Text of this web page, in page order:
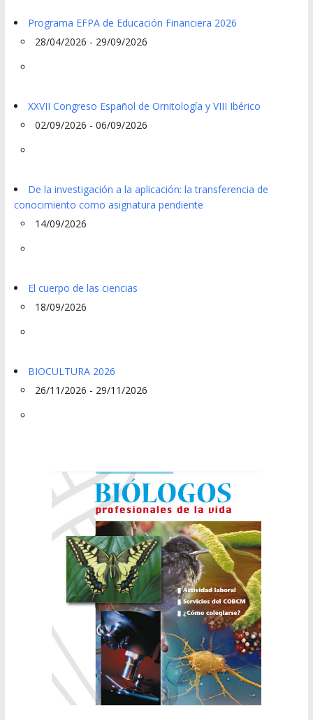
Programa EFPA de Educación Financiera 2026
28/04/2026 - 29/09/2026
XXVII Congreso Español de Ornitología y VIII Ibérico
02/09/2026 - 06/09/2026
De la investigación a la aplicación: la transferencia de
conocimiento como asignatura pendiente
14/09/2026
El cuerpo de las ciencias
18/09/2026
BIOCULTURA 2026
26/11/2026 - 29/11/2026